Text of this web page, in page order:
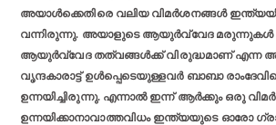
അയാള്‍ക്കെതിരെ വലിയ വിമര്‍ശനങ്ങള്‍
വന്നിരുന്നു. അയാളുടെ ആയുര്‍വ്വേദ മരുന്നുകള്‍
ആയുര്‍വ്വേദ തത്വങ്ങള്‍ക്ക് വിരുദ്ധമാണ് എന്ന
വൃന്ദകാരാട്ട് ഉള്‍പ്പെടെയുള്ളവര്‍ ബാബാ
ഉന്നയിച്ചിരുന്നു. എന്നാല്‍ ഇന്ന് ആര്‍ക്കും ഒരു
ഉന്നയിക്കാനാവാത്തവിധം ഇന്ത്യയുടെ ഓരോ